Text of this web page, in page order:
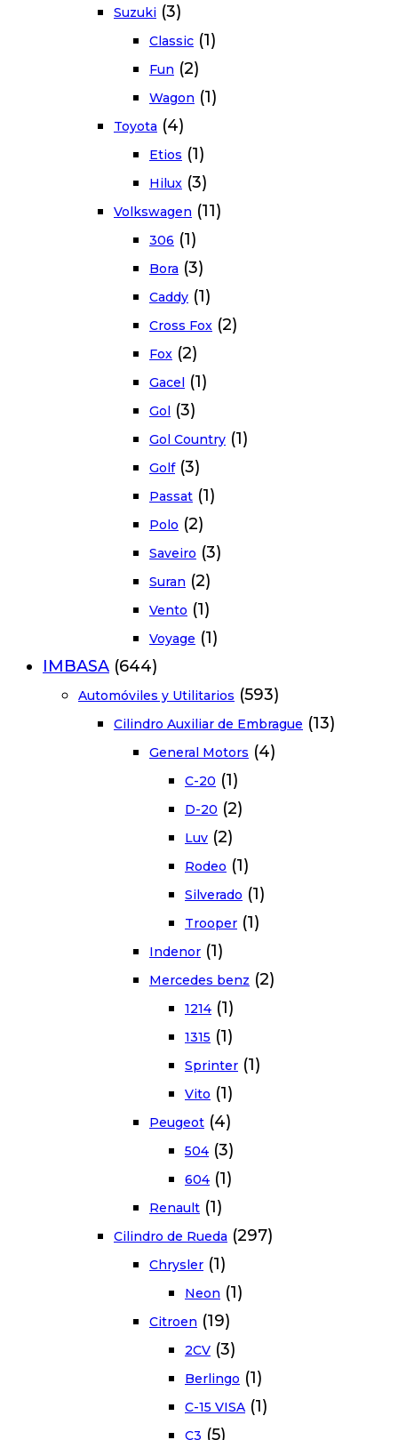
Suzuki (3)
Classic (1)
Fun (2)
Wagon (1)
Toyota (4)
Etios (1)
Hilux (3)
Volkswagen (11)
306 (1)
Bora (3)
Caddy (1)
Cross Fox (2)
Fox (2)
Gacel (1)
Gol (3)
Gol Country (1)
Golf (3)
Passat (1)
Polo (2)
Saveiro (3)
Suran (2)
Vento (1)
Voyage (1)
IMBASA (644)
Automóviles y Utilitarios (593)
Cilindro Auxiliar de Embrague (13)
General Motors (4)
C-20 (1)
D-20 (2)
Luv (2)
Rodeo (1)
Silverado (1)
Trooper (1)
Indenor (1)
Mercedes benz (2)
1214 (1)
1315 (1)
Sprinter (1)
Vito (1)
Peugeot (4)
504 (3)
604 (1)
Renault (1)
Cilindro de Rueda (297)
Chrysler (1)
Neon (1)
Citroen (19)
2CV (3)
Berlingo (1)
C-15 VISA (1)
C3 (5)